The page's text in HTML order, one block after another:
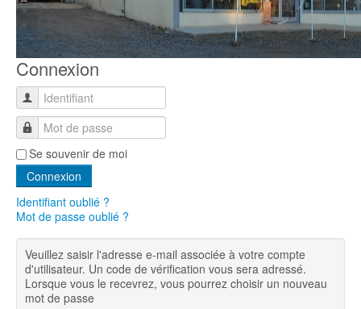
0
Connexion
Identifiant
Mot de passe
Se souvenir de moi
Connexion
Identifiant oublié ?
Mot de passe oublié ?
Veuillez saisir l'adresse e-mail associée à votre compte
d'utilisateur. Un code de vérification vous sera adressé.
Lorsque vous le recevrez, vous pourrez choisir un nouveau
mot de passe